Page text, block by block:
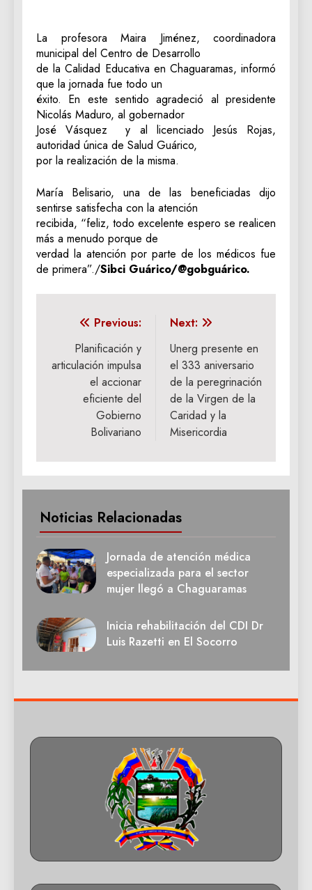
La profesora Maira Jiménez, coordinadora
municipal del Centro de Desarrollo
de la Calidad Educativa en Chaguaramas, informó
que la jornada fue todo un
éxito. En este sentido agradeció al presidente
Nicolás Maduro, al gobernador
José Vásquez y al licenciado Jesús Rojas,
autoridad única de Salud Guárico,
por la realización de la misma.
María Belisario, una de las beneficiadas dijo
sentirse satisfecha con la atención
recibida, “feliz, todo excelente espero se realicen
más a menudo porque de
verdad la atención por parte de los médicos fue
de primera”./Sibci Guárico/@gobguárico.
Navegación
entradas
Previous:
Planificación y
articulación impulsa
el accionar
eficiente del
Gobierno
Bolivariano
Next:
Unerg presente en
el 333 aniversario
de la peregrinación
de la Virgen de la
Caridad y la
Misericordia
Noticias Relacionadas
Jornada de atención médica
especializada para el sector
mujer llegó a Chaguaramas
Inicia rehabilitación del CDI Dr
Luis Razetti en El Socorro